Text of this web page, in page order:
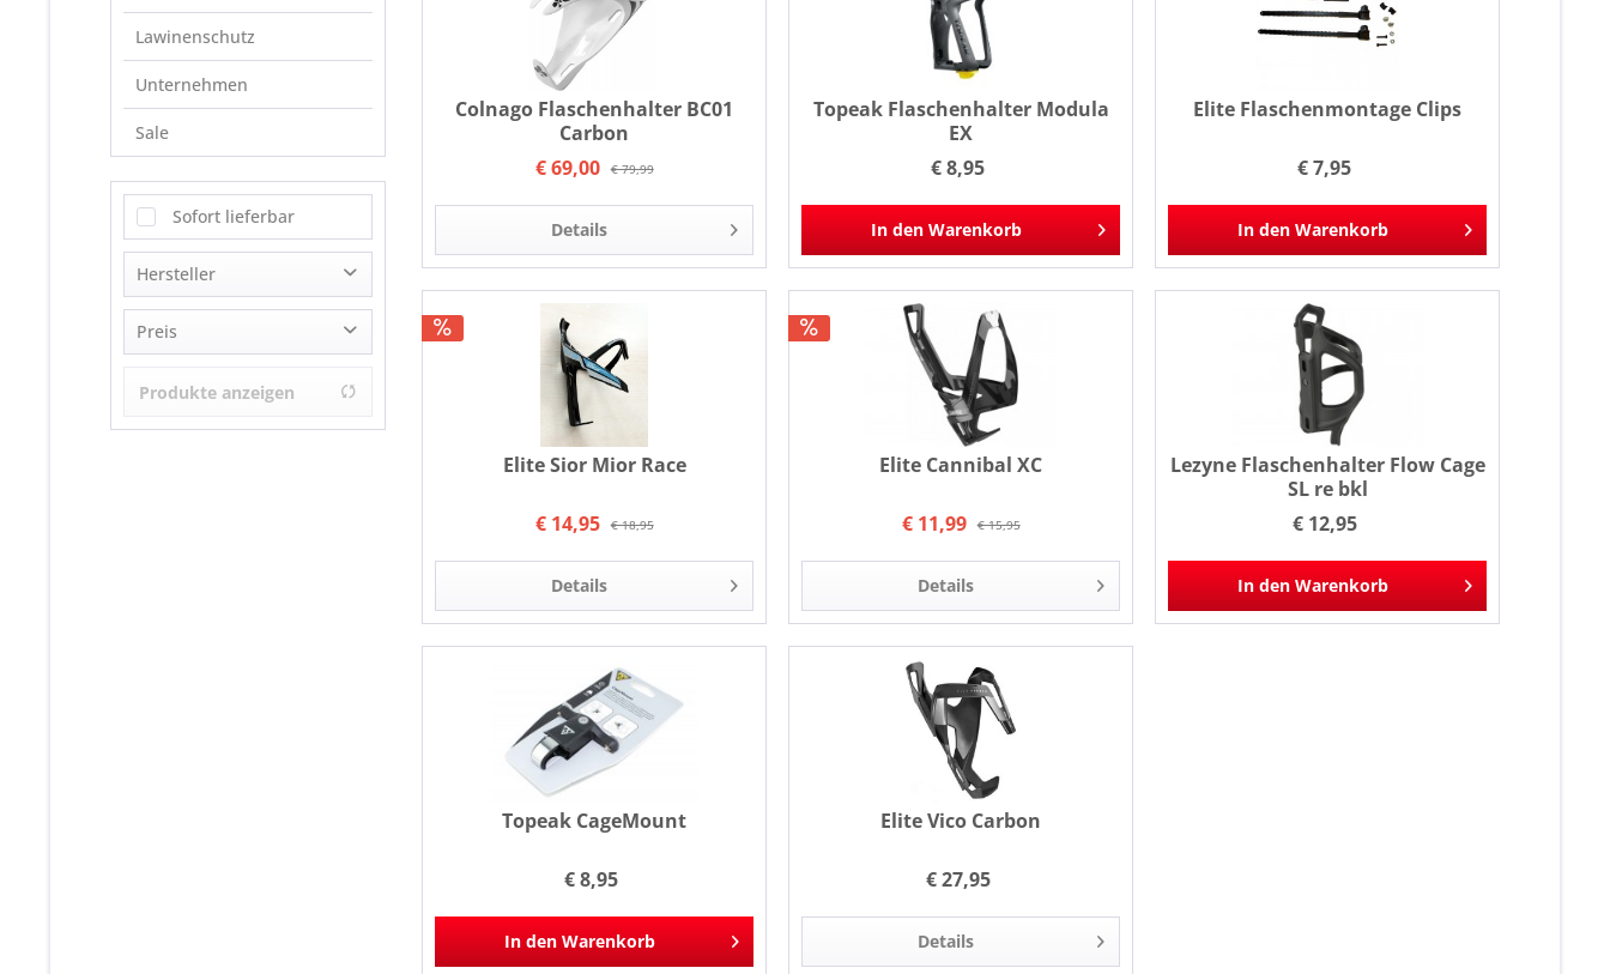
Lawinenschutz
Unternehmen
Sale
Sofort lieferbar
Hersteller
Colnago
Elite
Lezyne
Preis
bis
Produkte anzeigen
Colnago Flaschenhalter BC01
Carbon
€ 69,00
€ 79,99
Details
Topeak Flaschenhalter Modula
EX
€ 8,95
In den Warenkorb
Elite Flaschenmontage Clips
€ 7,95
In den Warenkorb
Elite Sior Mior Race
€ 14,95 € 18,95
Details
Elite Cannibal XC
€ 11,99 € 15,95
Details
Lezyne Flaschenhalter Flow Cage
SL re bkl
€ 12,95
In den Warenkorb
Topeak CageMount
€ 8,95
In den Warenkorb
Elite Vico Carbon
€ 27,95
Details